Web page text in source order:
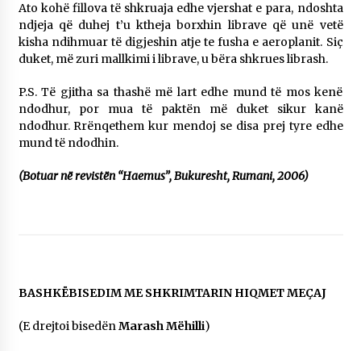
Ato kohë fillova të shkruaja edhe vjershat e para, ndoshta
ndjeja që duhej t’u ktheja borxhin librave që unë vetë
kisha ndihmuar të digjeshin atje te fusha e aeroplanit. Siç
duket, më zuri mallkimi i librave, u bëra shkrues librash.
P.S. Të gjitha sa thashë më lart edhe mund të mos kenë
ndodhur, por mua të paktën më duket sikur kanë
ndodhur. Rrënqethem kur mendoj se disa prej tyre edhe
mund të ndodhin.
(Botuar në revistën “Haemus”, Bukuresht, Rumani, 2006)
BASHKËBISEDIM ME SHKRIMTARIN HIQMET MEÇAJ
(E drejtoi bisedënMarash Mëhilli)